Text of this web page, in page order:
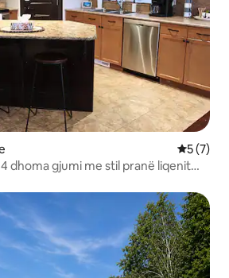
5 (7)
4 dhoma gjumi me stil pranë liqenit